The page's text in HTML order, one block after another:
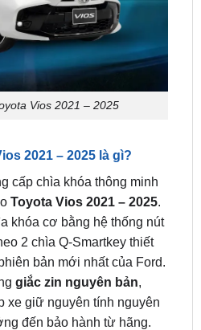
Vios 2021 – 2025
2021 – 2025 là gì?
cấp chìa khóa thông minh
Toyota Vios 2021 – 2025.
khóa cơ bằng hệ thống nút
2 chìa Q-Smartkey thiết
bản mới nhất của Ford.
giắc zin nguyên bản,
xe giữ nguyên tính nguyên
đến bảo hành từ hãng.